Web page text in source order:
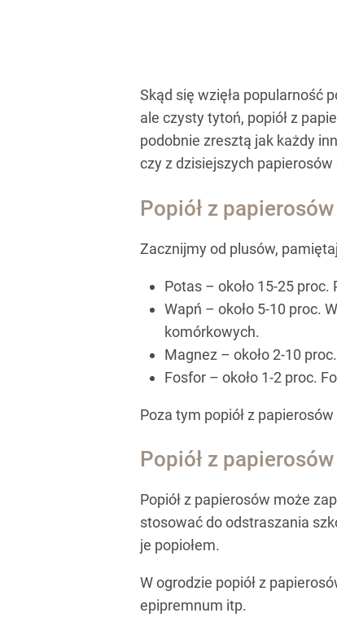
Skąd się wzięła popularność
ale czysty tytoń, popiół z
podobnie zresztą jak każdy
czy z dzisiejszych
Popiół z
Zacznijmy od plusów,
Potas – około 15-25
Wapń – około 5-10 proc.
komórkowych.
Magnez – około 2-10
Fosfor – około 1-2 proc.
Poza tym popiół z
Popiół z
Popiół z papierosów może
stosować do odstraszania
je popiołem.
W ogrodzie popiół z
epipremnum itp.